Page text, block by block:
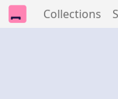
Collections